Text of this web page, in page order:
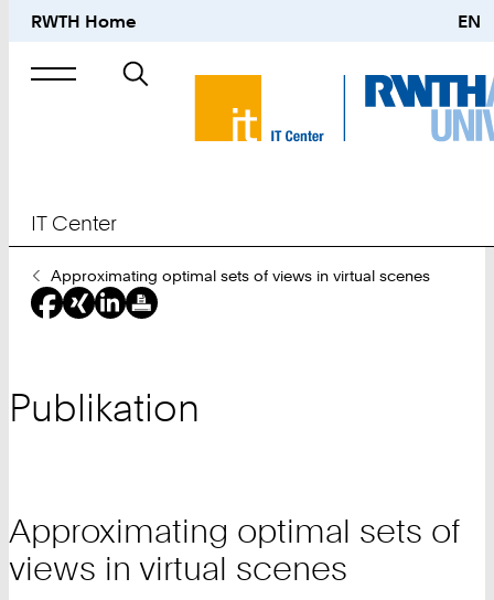
RWTH Home EN
Suche
nach
IT Center
Sie
sind
hier:
Approximating optimal sets of views in virtual scenes
Publikation
Approximating optimal sets of
views in virtual scenes